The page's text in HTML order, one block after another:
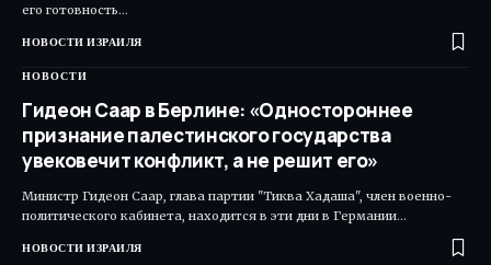
его готовность…
НОВОСТИ ИЗРАИЛЯ
НОВОСТИ
Гидеон Саар в Берлине: «Одностороннее
признание палестинского государства
увековечит конфликт, а не решит его»
Министр Гидеон Саар, глава партии "Тиква Хадаша", член военно-
политического кабинета, находится в эти дни в Германии…
НОВОСТИ ИЗРАИЛЯ